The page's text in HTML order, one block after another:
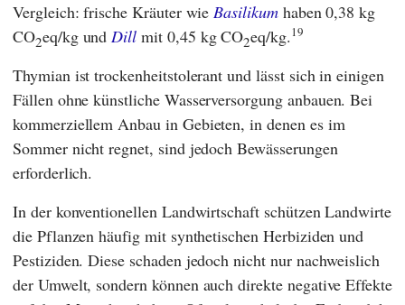
Vergleich: frische Kräuter wieBasilikumhaben 0,38 kg
CO2eq/kg undDill mit 0,45 kg CO2eq/kg.19
Thymian ist trockenheitstolerant und lässt sich in einigen
Fällen ohne künstliche Wasserversorgung anbauen. Bei
kommerziellem Anbau in Gebieten, in denen es im
Sommer nicht regnet, sind jedoch Bewässerungen
erforderlich.
In der konventionellen Landwirtschaft schützen Landwirte
die Pflanzen häufig mit synthetischen Herbiziden und
Pestiziden. Diese schaden jedoch nicht nur nachweislich
der Umwelt, sondern können auch direkte negative Effekte